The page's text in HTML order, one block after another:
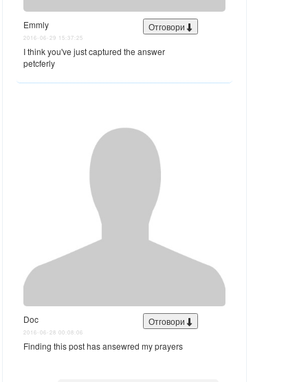
Emmly
2016-06-29 15:37:25
I think you've just captured the answer
petcferly
Отговори
Doc
2016-06-28 00:08:06
Finding this post has ansewred my prayers
Отговори